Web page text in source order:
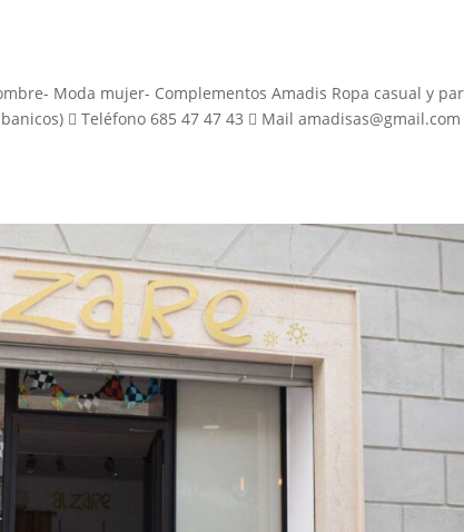
Moda mujer- Complementos Amadis Ropa casual y
 Teléfono 685 47 47 43  Mail